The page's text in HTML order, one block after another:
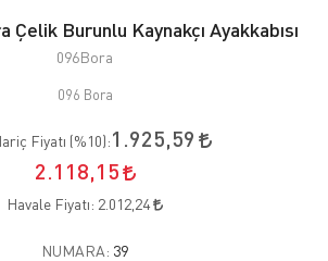
Çelik Burunlu Kaynakçı Ayakkabısı
096Bora
096 Bora
Fiyatı (%10):1.925,59
2.118,15
Havale Fiyatı: 2.012,24
NUMARA: 39